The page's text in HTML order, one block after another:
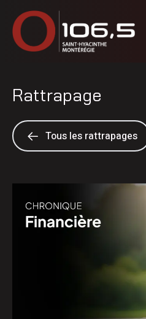
Rattrapage
Tous les rattrapages